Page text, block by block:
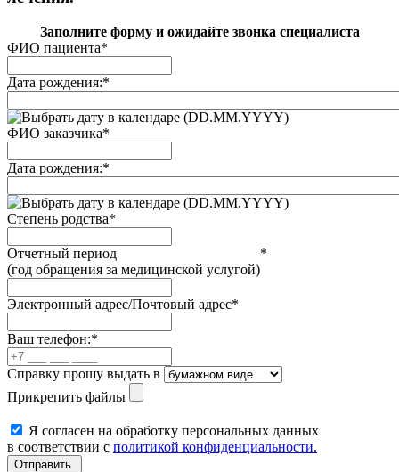
Заполните форму и ожидайте звонка специалиста
ФИО пациента*
Дата рождения:*
(DD.MM.YYYY)
ФИО заказчика*
Дата рождения:*
(DD.MM.YYYY)
Степень родства*
Отчетный период
(год обращения за медицинской услугой)
*
Электронный адрес/Почтовый адрес*
Ваш телефон:*
Справку прошу выдать в
Прикрепить файлы
Я согласен на обработку персональных данных
в соответствии с политикой конфиденциальности.